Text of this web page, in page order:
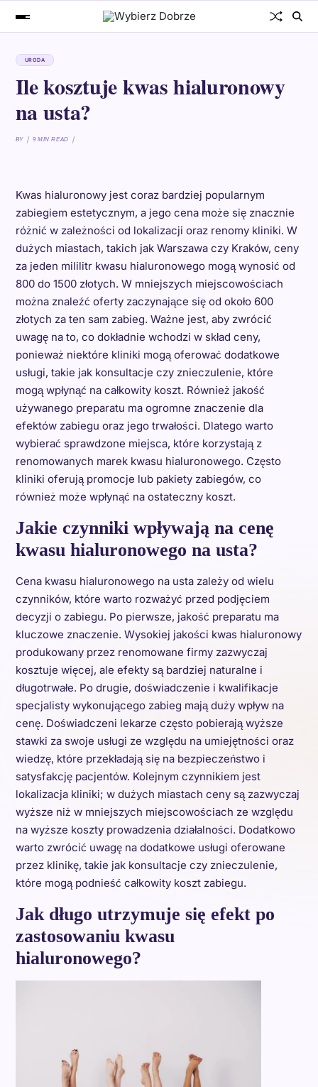
URODA
Ile kosztuje kwas hialuronowy
na usta?
BY 9 MIN READ
Kwas hialuronowy jest coraz bardziej popularnym
zabiegiem estetycznym, a jego cena może się znacznie
różnić w zależności od lokalizacji oraz renomy kliniki. W
dużych miastach, takich jak Warszawa czy Kraków, ceny
za jeden mililitr kwasu hialuronowego mogą wynosić od
800 do 1500 złotych. W mniejszych miejscowościach
można znaleźć oferty zaczynające się od około 600
złotych za ten sam zabieg. Ważne jest, aby zwrócić
uwagę na to, co dokładnie wchodzi w skład ceny,
ponieważ niektóre kliniki mogą oferować dodatkowe
usługi, takie jak konsultacje czy znieczulenie, które
mogą wpłynąć na całkowity koszt. Również jakość
używanego preparatu ma ogromne znaczenie dla
efektów zabiegu oraz jego trwałości. Dlatego warto
wybierać sprawdzone miejsca, które korzystają z
renomowanych marek kwasu hialuronowego. Często
kliniki oferują promocje lub pakiety zabiegów, co
również może wpłynąć na ostateczny koszt.
Jakie czynniki wpływają na cenę
kwasu hialuronowego na usta?
Cena kwasu hialuronowego na usta zależy od wielu
czynników, które warto rozważyć przed podjęciem
decyzji o zabiegu. Po pierwsze, jakość preparatu ma
kluczowe znaczenie. Wysokiej jakości kwas hialuronowy
produkowany przez renomowane firmy zazwyczaj
kosztuje więcej, ale efekty są bardziej naturalne i
długotrwałe. Po drugie, doświadczenie i kwalifikacje
specjalisty wykonującego zabieg mają duży wpływ na
cenę. Doświadczeni lekarze często pobierają wyższe
stawki za swoje usługi ze względu na umiejętności oraz
wiedzę, które przekładają się na bezpieczeństwo i
satysfakcję pacjentów. Kolejnym czynnikiem jest
lokalizacja kliniki; w dużych miastach ceny są zazwyczaj
wyższe niż w mniejszych miejscowościach ze względu
na wyższe koszty prowadzenia działalności. Dodatkowo
warto zwrócić uwagę na dodatkowe usługi oferowane
przez klinikę, takie jak konsultacje czy znieczulenie,
które mogą podnieść całkowity koszt zabiegu.
Jak długo utrzymuje się efekt po
zastosowaniu kwasu
hialuronowego?